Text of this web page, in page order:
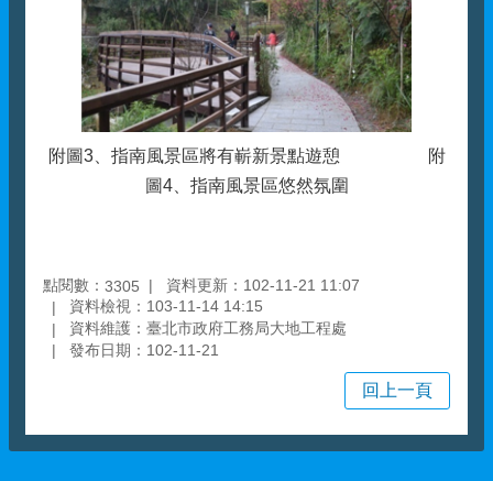
附圖3、指南風景區將有嶄新景點遊憩 附
圖4、指南風景區悠然氛圍
點閱數： 3305
資料更新：102-11-21 11:07
資料檢視：103-11-14 14:15
資料維護：臺北市政府工務局大地工程處
發布日期：102-11-21
回上一頁